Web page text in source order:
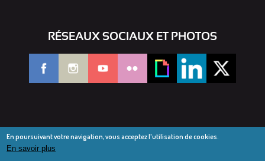
RÉSEAUX SOCIAUX ET PHOTOS
En poursuivant votre navigation, vous acceptez l'utilisation de cookies.
En savoir plus